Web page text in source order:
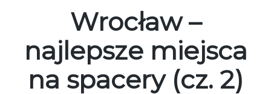
Wrocław –
najlepsze miejsca
na spacery (cz. 2)